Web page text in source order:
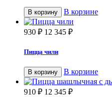
В корзину В корзине
930 ₽ 12 345 ₽
Пицца чили
В корзину В корзине
910 ₽ 12 345 ₽